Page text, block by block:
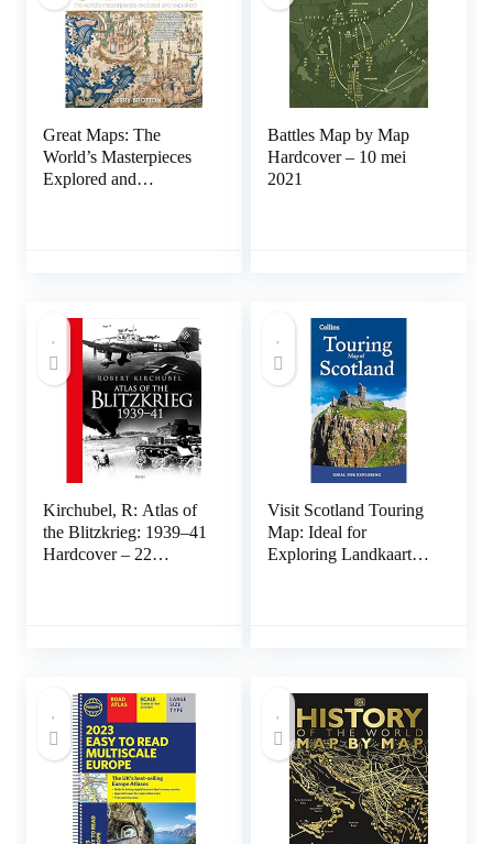
Great Maps: The
World’s Masterpieces
Explored and
Battles Map by Map
Hardcover – 10 mei
2021
Kirchubel, R: Atlas of
the Blitzkrieg: 1939–41
Hardcover – 22
Visit Scotland Touring
Map: Ideal for
Exploring Landkaart –